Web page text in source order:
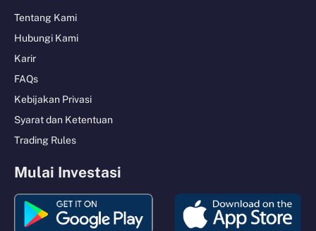
Tentang Kami
Hubungi Kami
Karir
FAQs
Kebijakan Privasi
Syarat dan Ketentuan
Trading Rules
Mulai Investasi